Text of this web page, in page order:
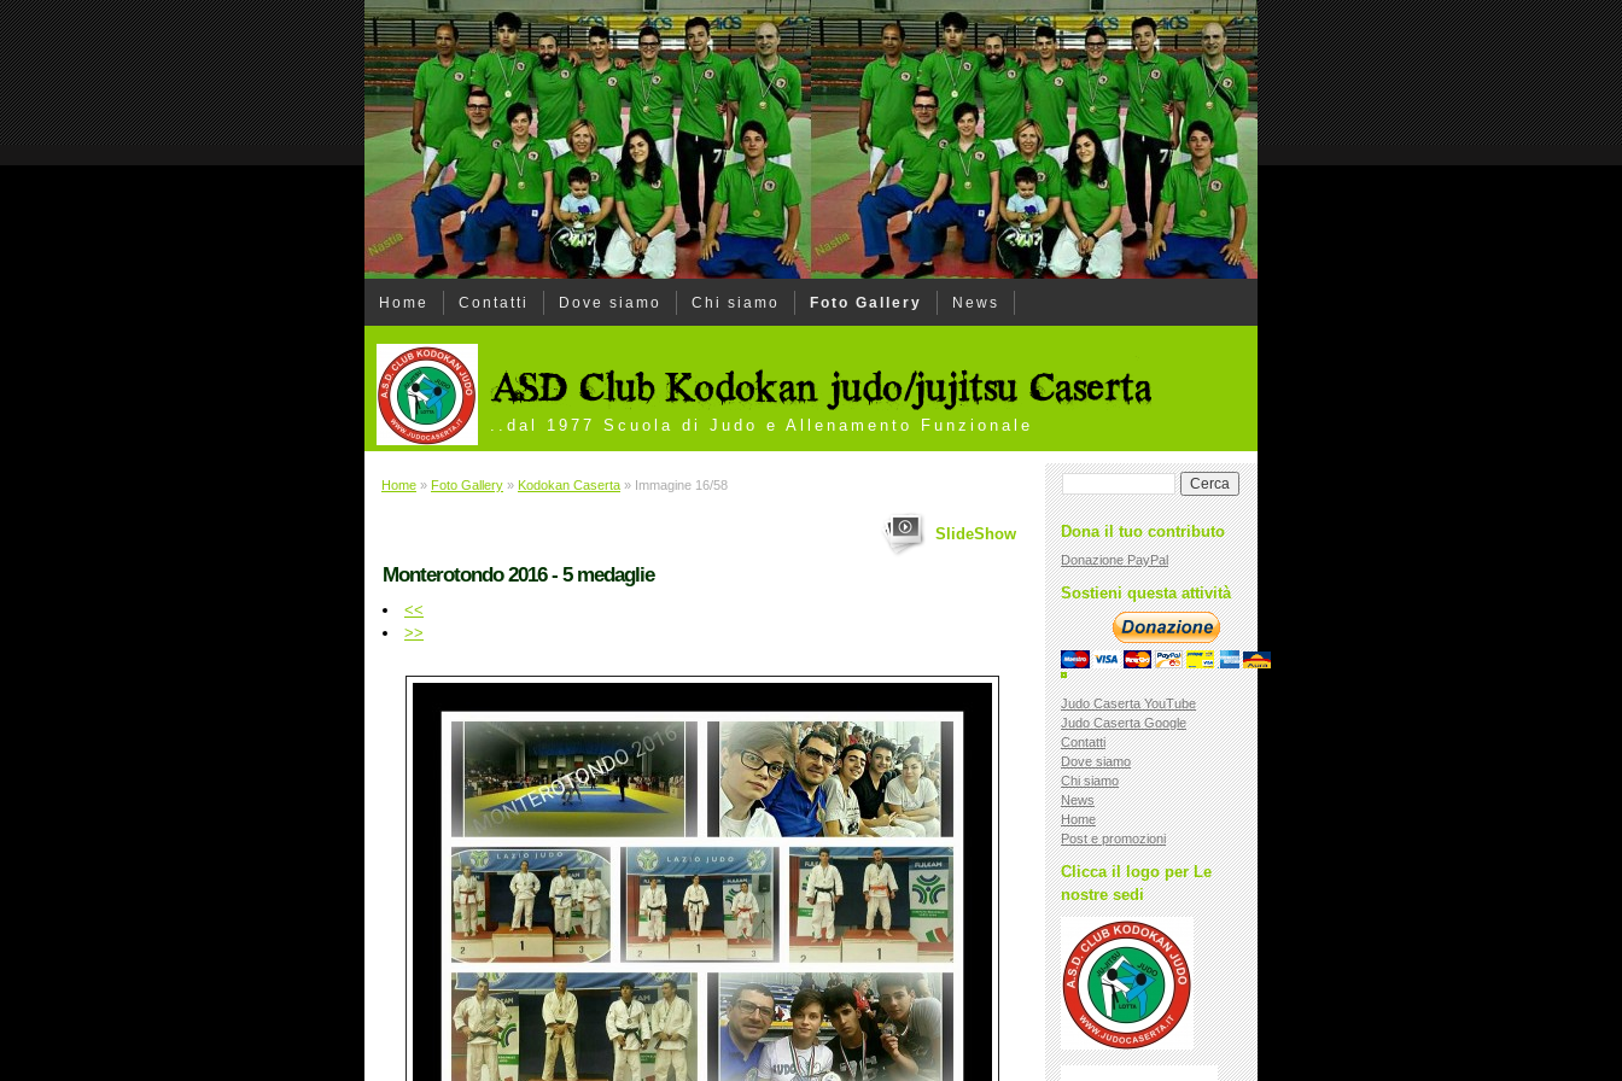
Home Contatti Dove siamo Chi siamo Foto Gallery News
..dal 1977 Scuola di Judo e Allenamento Funzionale
Home » Foto Gallery » Kodokan Caserta » Immagine 16/58
SlideShow
Monterotondo 2016 - 5 medaglie
<<
>>
Dona il tuo contributo
Donazione PayPal
Sostieni questa attività
Judo Caserta YouTube
Judo Caserta Google
Contatti
Dove siamo
Chi siamo
News
Home
Post e promozioni
Clicca il logo per Le
nostre sedi